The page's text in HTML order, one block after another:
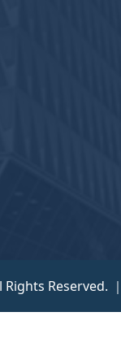
Reserved. ｜